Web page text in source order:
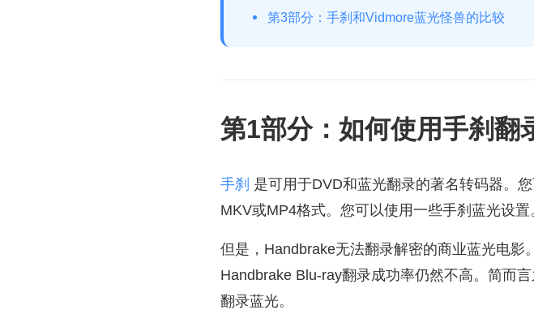
第3部分：手刹和Vidmore蓝光怪兽的比较
第1部分：如何使用手刹翻
手刹 是可用于DVD和蓝光翻录的著名转码器。
MKV或MP4格式。您可以使用一些手刹蓝光设置
但是，Handbrake无法翻录解密的商业蓝光电影
Handbrake Blu-ray翻录成功率仍然不高。简而
翻录蓝光。